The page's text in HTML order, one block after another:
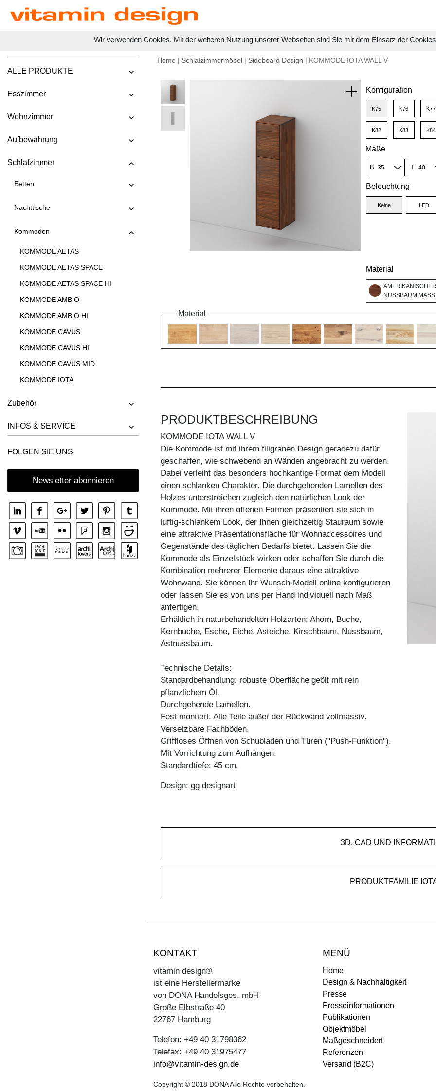
Wir verwenden Cookies. Mit der weiteren Nutzung unserer Webseiten sind Sie mit dem Einsatz der
ALLE PRODUKTE
Esszimmer
Wohnzimmer
Aufbewahrung
Schlafzimmer
Betten
Nachttische
Kommoden
KOMMODE AETAS
KOMMODE AETAS SPACE
KOMMODE AETAS SPACE HI
KOMMODE AMBIO
KOMMODE AMBIO HI
KOMMODE CAVUS
KOMMODE CAVUS HI
KOMMODE CAVUS MID
KOMMODE IOTA
KOMMODE IOTA MID
KOMMODE IOTA TV
KOMMODE IOTA WALL
KOMMODE IOTA WALL H
KOMMODE IOTA WALL V
KOMMODE LINEA
KOMMODE LINEA HI
Zubehör
INFOS & SERVICE
FOLGEN SIE UNS
Newsletter abonnieren
Home | Schlafzimmermöbel | Sideboard Design | KOMMODE IOTA WALL V
Konfiguration
K75 K76 K77
K82 K83 K84
Maße
B T
Beleuchtung
Keine LED
Material
AMERIKANISCHER
NUSSBAUM
Material
PRODUKTBESCHREIBUNG
KOMMODE IOTA WALL V
Die Kommode ist mit ihrem filigranen Design geradezu dafür
geschaffen, wie schwebend an Wänden angebracht zu werden.
Dabei verleiht das besonders hochkantige Format dem Modell
einen schlanken Charakter. Die durchgehenden Lamellen des
Holzes unterstreichen zugleich den natürlichen Look der
Kommode. Mit ihren offenen Formen präsentiert sie sich in
luftig-schlankem Look, der Ihnen gleichzeitig Stauraum sowie
eine attraktive Präsentationsfläche für Wohnaccessoires und
Gegenstände des täglichen Bedarfs bietet. Lassen Sie die
Kommode als Einzelstück wirken oder schaffen Sie durch die
Kombination mehrerer Elemente daraus eine attraktive
Wohnwand. Sie können Ihr Wunsch-Modell online konfigurieren
oder lassen Sie es von uns per Hand individuell nach Maß
anfertigen.
Erhältlich in naturbehandelten Holzarten: Ahorn, Buche,
Kernbuche, Esche, Eiche, Asteiche, Kirschbaum, Nussbaum,
Astnussbaum.
Technische Details:
Standardbehandlung: robuste Oberfläche geölt mit rein
pflanzlichem Öl.
Durchgehende Lamellen.
Fest montiert. Alle Teile außer der Rückwand vollmassiv.
Versetzbare Fachböden.
Griffloses Öffnen von Schubladen und Türen ("Push-Funktion").
Mit Vorrichtung zum Aufhängen.
Standardtiefe: 45 cm.
Design: gg designart
3D, CAD UND
PRODUKTFAMILIE
KONTAKT
vitamin design®
ist eine Herstellermarke
von DONA Handelsges. mbH
Große Elbstraße 40
22767 Hamburg
Telefon: +49 40 31798362
Telefax: +49 40 31975477
info@vitamin-design.de
MENÜ
Home
Design & Nachhaltigkeit
Presse
Presseinformationen
Publikationen
Objektmöbel
Maßgeschneidert
Referenzen
Versand (B2C)
Copyright © 2018 DONA Alle Rechte vorbehalten.